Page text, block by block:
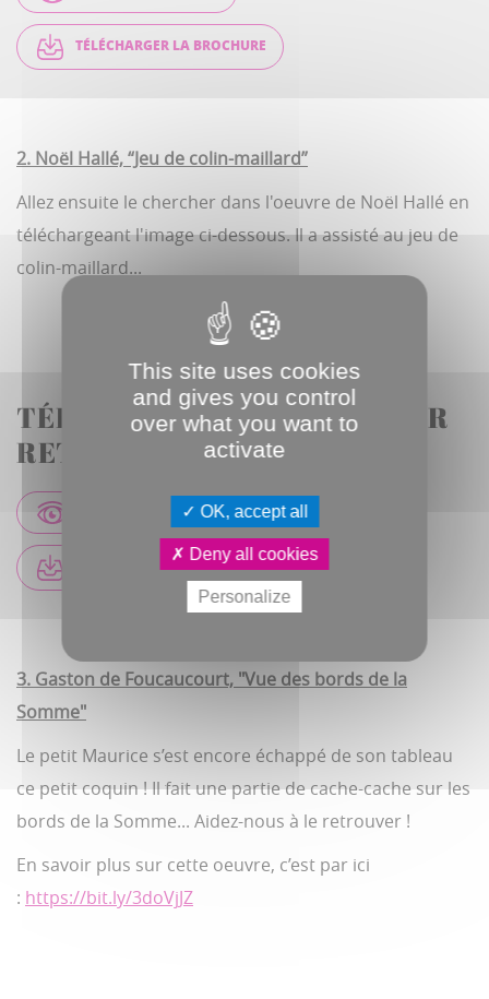
TÉLÉCHARGER LA BROCHURE
2. Noël Hallé, “Jeu de colin-maillard”
Allez ensuite le chercher dans l'oeuvre de Noël Hallé en
téléchargeant l'image ci-dessous. Il a assisté au jeu de
colin-maillard...
TÉLÉCHARGEZ L'IMAGE POUR
RETROUVER MAURICE
VISIONNER EN LIGNE
TÉLÉCHARGER LA BROCHURE
3. Gaston de Foucaucourt, "Vue des bords de la
Somme"
Le petit Maurice s’est encore échappé de son tableau
ce petit coquin ! Il fait une partie de cache-cache sur les
bords de la Somme... Aidez-nous à le retrouver !
En savoir plus sur cette oeuvre, c’est par ici
: https://bit.ly/3doVjJZ
This site uses cookies
and gives you control
over what you want to
activate
OK, accept all
Deny all cookies
Personalize